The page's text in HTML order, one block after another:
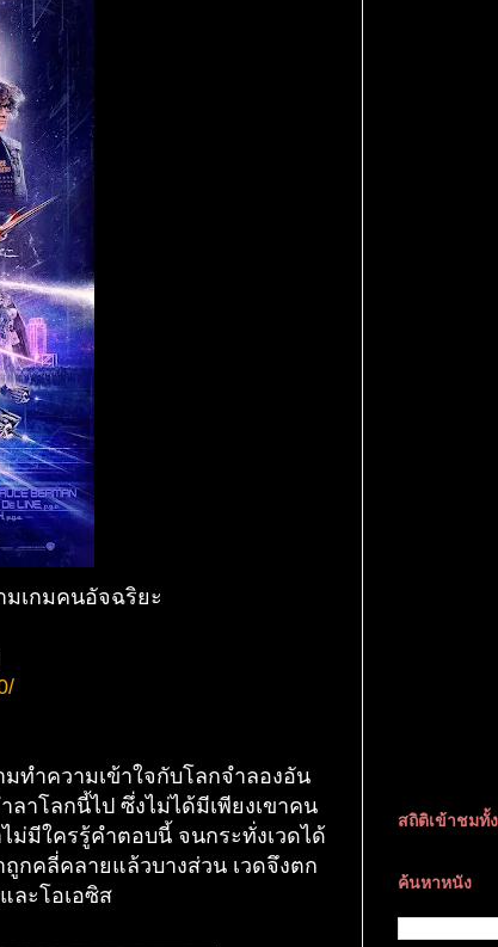
มเกมคนอัจฉริยะ
มทำความเข้าใจกับโลกจำลองอัน
ลาโลกนี้ไป ซึ่งไม่ได้มีเพียงเขาคน
ม่มีใครรู้คำตอบนี้ จนกระทั่งเวดได้
กคลี่คลายแล้วบางส่วน เวดจึงตก
ละโอเอซิส
สถิติเข้าชมทั้
ค้นหาหนัง